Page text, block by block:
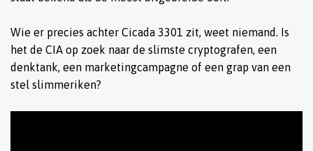
Wie er precies achter Cicada 3301 zit, weet niemand. Is
het de CIA op zoek naar de slimste cryptografen, een
denktank, een marketingcampagne of een grap van een
stel slimmeriken?